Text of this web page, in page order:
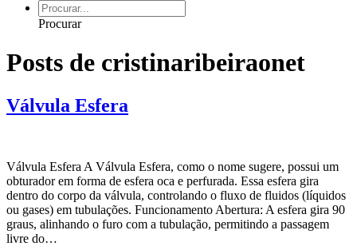
Procurar
Posts de cristinaribeiraonet
Válvula Esfera
Válvula Esfera A Válvula Esfera, como o nome sugere, possui um
obturador em forma de esfera oca e perfurada. Essa esfera gira
dentro do corpo da válvula, controlando o fluxo de fluidos (líquidos
ou gases) em tubulações. Funcionamento Abertura: A esfera gira 90
graus, alinhando o furo com a tubulação, permitindo a passagem
livre do…